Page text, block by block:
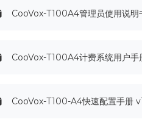
CooVox-T100A4管理员使用说明
CooVox-T100A4计费系统用户手
CooVox-T100-A4快速配置手册